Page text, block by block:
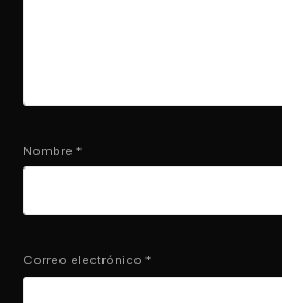
Nombre*
Correo electrónico*